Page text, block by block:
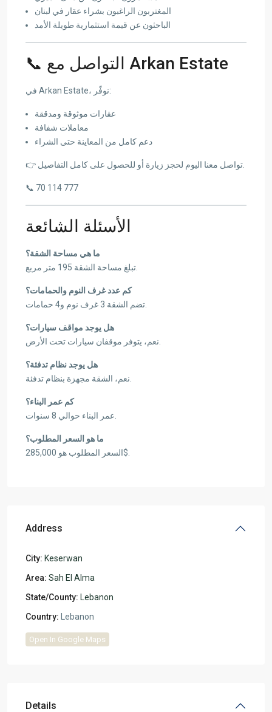
المغتربون الراغبون بشراء عقار في لبنان
الباحثون عن قيمة استثمارية طويلة الأمد
📞 التواصل مع Arkan Estate
في Arkan Estate، نوفّر:
عقارات موثوقة ومدققة
معاملات شفافة
دعم كامل من المعاينة حتى الشراء
📞 70 114 777
الأسئلة الشائعة
ما هي مساحة الشقة؟
كم عدد غرف النوم والحمامات؟
هل يوجد مواقف سيارات؟
هل يوجد نظام تدفئة؟
كم عمر البناء؟
ما هو السعر المطلوب؟
السعر المطلوب هو 285,000$.
Address
City: Keserwan
Area: Sah El Alma
State/County: Lebanon
Country: Lebanon
Open In Google Maps
Details